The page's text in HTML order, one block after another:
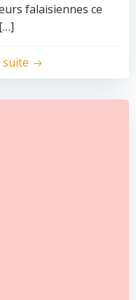
falaisiennes ce
suite